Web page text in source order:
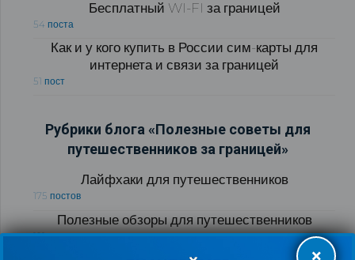
Бесплатный WI-FI за границей
54 поста
Как и у кого купить в России сим-карты для
интернета и связи за границей
51 пост
Рубрики блога «Полезные советы для
путешественников за границей»
Лайфхаки для путешественников
175 постов
Полезные обзоры для путешественников
121 пост